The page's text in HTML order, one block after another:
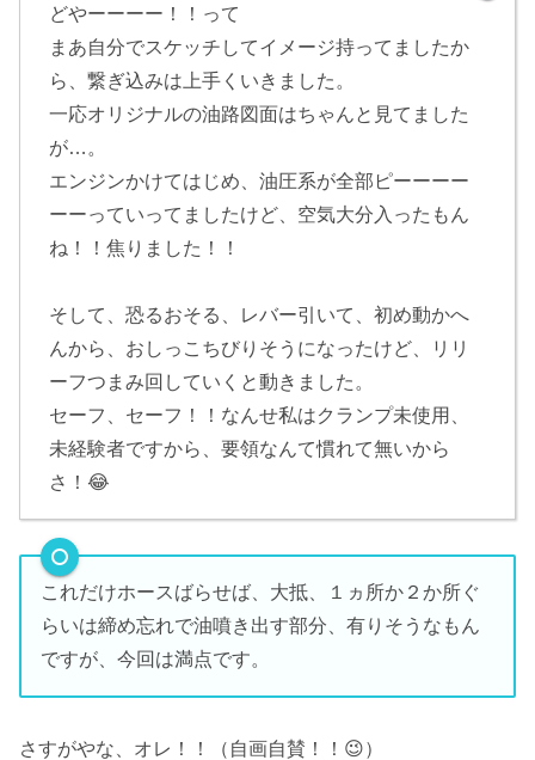
どやーーーー！！って
まあ自分でスケッチしてイメージ持ってましたか
ら、繋ぎ込みは上手くいきました。
一応オリジナルの油路図面はちゃんと見てました
が…。
エンジンかけてはじめ、油圧系が全部ピーーーー
ーーっていってましたけど、空気大分入ったもん
ね！！焦りました！！
そして、恐るおそる、レバー引いて、初め動かへ
んから、おしっこちびりそうになったけど、リリ
ーフつまみ回していくと動きました。
セーフ、セーフ！！なんせ私はクランプ未使用、
未経験者ですから、要領なんて慣れて無いから
さ！😂
これだけホースばらせば、大抵、１ヵ所か２か所ぐ
らいは締め忘れで油噴き出す部分、有りそうなもん
ですが、今回は満点です。
さすがやな、オレ！！（自画自賛！！😉）